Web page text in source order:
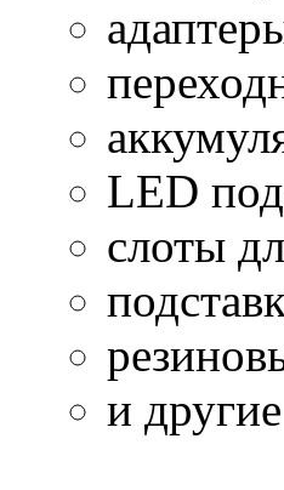
LED
слоты
и